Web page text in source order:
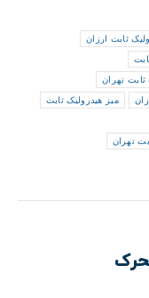
ثابت ارزان
تهران
میز هیدرولیک ثابت
تهران